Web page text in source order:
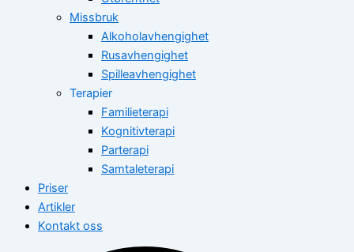
Missbruk
Alkoholavhengighet
Rusavhengighet
Spilleavhengighet
Terapier
Familieterapi
Kognitivterapi
Parterapi
Samtaleterapi
Priser
Artikler
Kontakt oss